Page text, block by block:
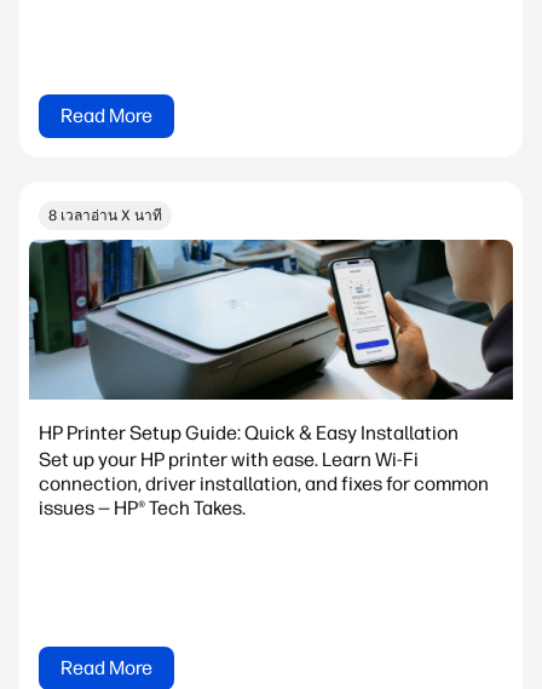
Read More
8 เวลาอ่าน X นาที
HP Printer Setup Guide: Quick & Easy Installation
Set up your HP printer with ease. Learn Wi-Fi
connection, driver installation, and fixes for common
issues — HP® Tech Takes.
Read More